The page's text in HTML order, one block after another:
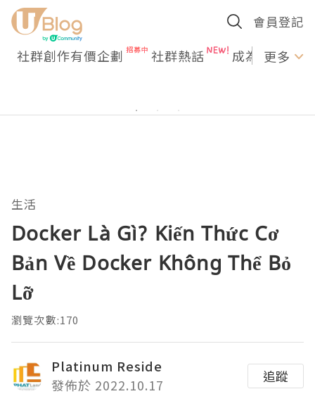
會員登記
社群創作有價企劃 社群熱話 成為U更多
生活
Docker Là Gì? Kiến Thức Cơ
Bản Về Docker Không Thể Bỏ
Lỡ
瀏覽次數:170
Platinum Reside
發佈於 2022.10.17
追蹤